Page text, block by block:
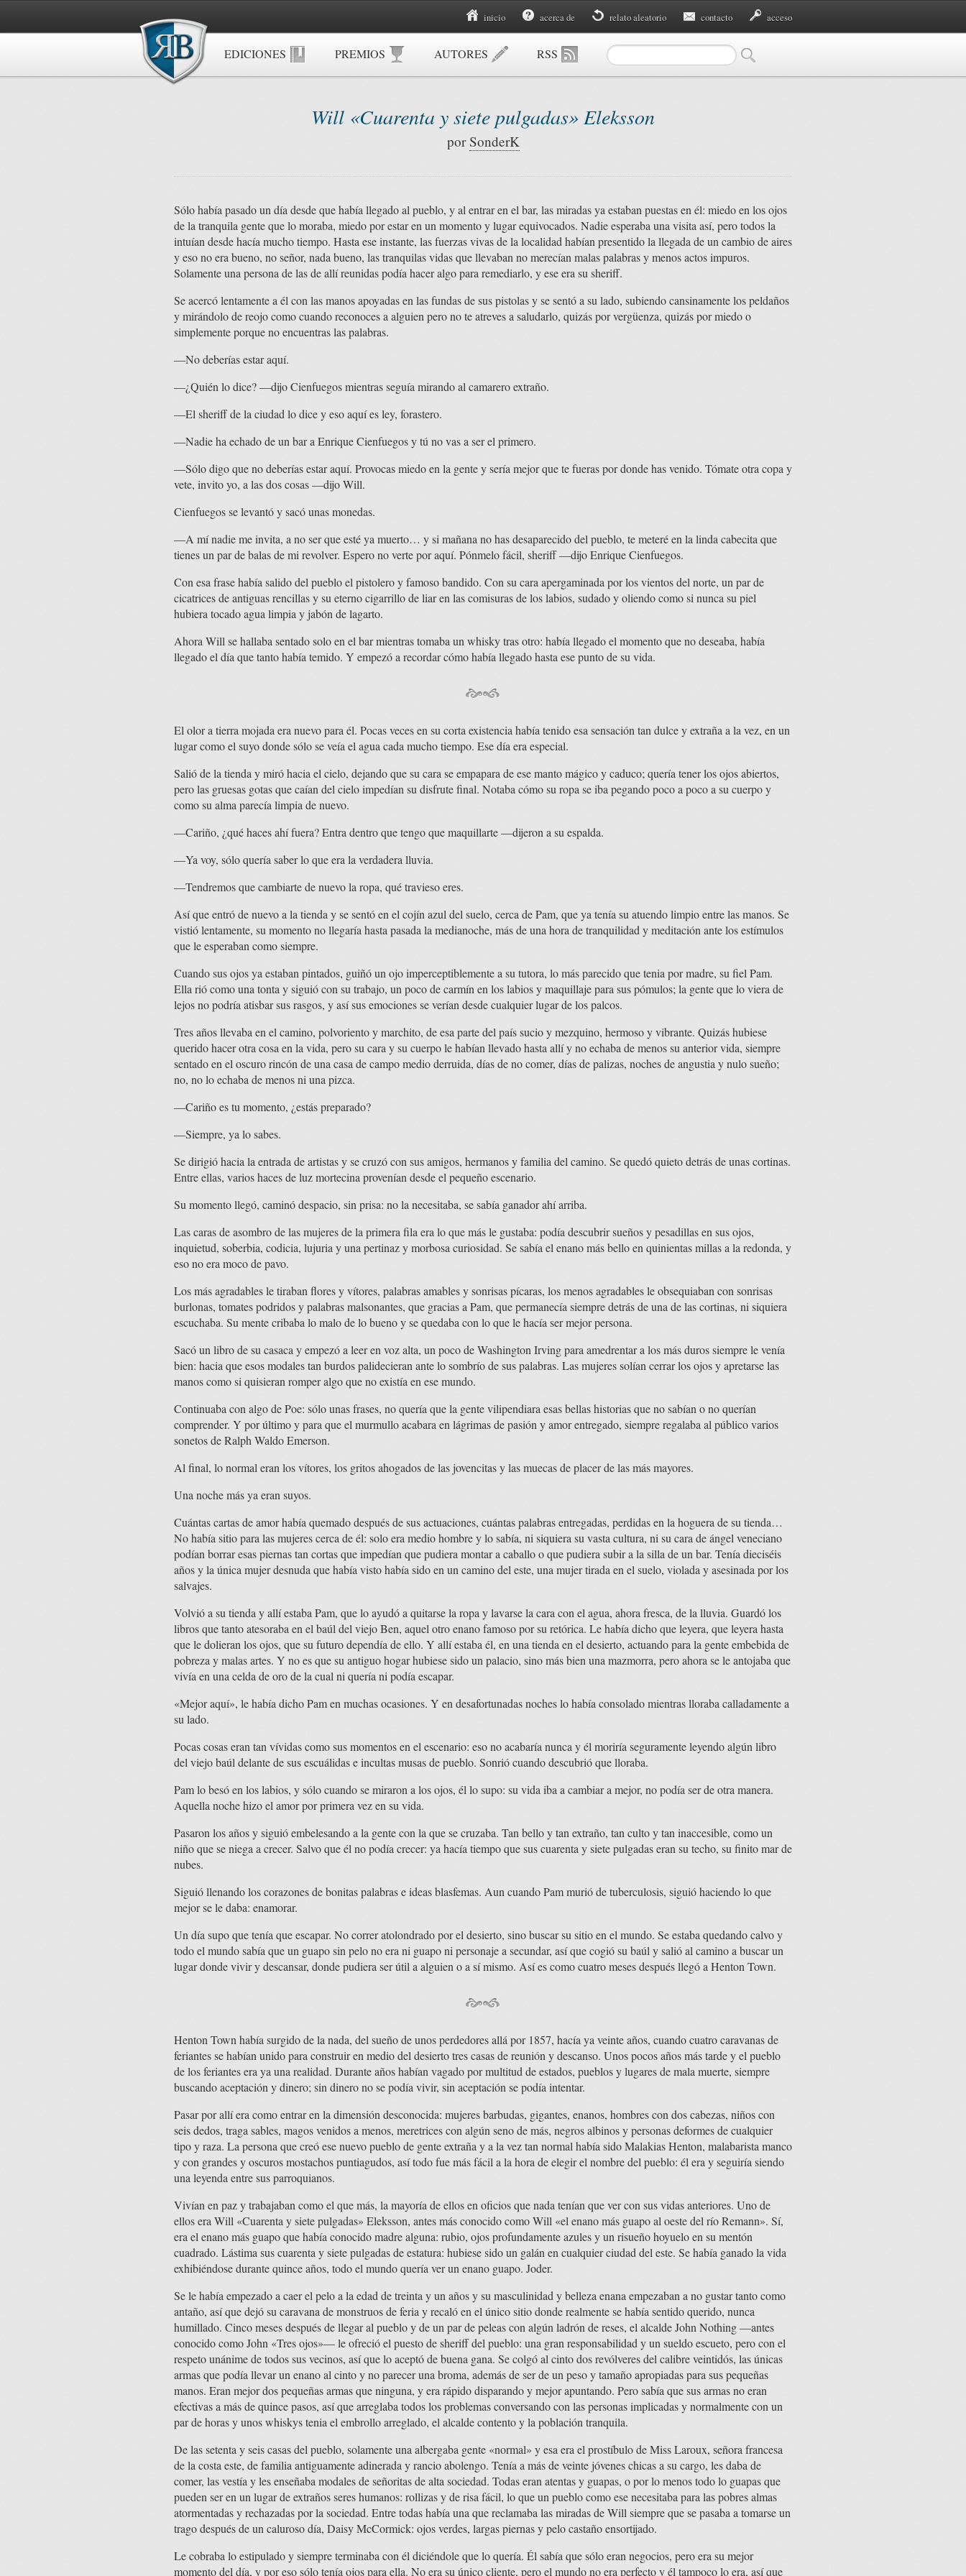
inicio acerca de relato aleatorio contacto acceso
EDICIONES PREMIOS AUTORES RSS
Will «Cuarenta y siete pulgadas» Eleksson
porSonderK
Sólo había pasado un día desde que había llegado al pueblo, y al entrar en el bar, las miradas ya estaban puestas en él: miedo en los ojos
de la tranquila gente que lo moraba, miedo por estar en un momento y lugar equivocados. Nadie esperaba una visita así, pero todos la
intuían desde hacía mucho tiempo. Hasta ese instante, las fuerzas vivas de la localidad habían presentido la llegada de un cambio de aires
y eso no era bueno, no señor, nada bueno, las tranquilas vidas que llevaban no merecían malas palabras y menos actos impuros.
Solamente una persona de las de allí reunidas podía hacer algo para remediarlo, y ese era su sheriff.
Se acercó lentamente a él con las manos apoyadas en las fundas de sus pistolas y se sentó a su lado, subiendo cansinamente los peldaños
y mirándolo de reojo como cuando reconoces a alguien pero no te atreves a saludarlo, quizás por vergüenza, quizás por miedo o
simplemente porque no encuentras las palabras.
—No deberías estar aquí.
—¿Quién lo dice? —dijo Cienfuegos mientras seguía mirando al camarero extraño.
—El sheriff de la ciudad lo dice y eso aquí es ley, forastero.
—Nadie ha echado de un bar a Enrique Cienfuegos y tú no vas a ser el primero.
—Sólo digo que no deberías estar aquí. Provocas miedo en la gente y sería mejor que te fueras por donde has venido. Tómate otra copa y
vete, invito yo, a las dos cosas —dijo Will.
Cienfuegos se levantó y sacó unas monedas.
—A mí nadie me invita, a no ser que esté ya muerto… y si mañana no has desaparecido del pueblo, te meteré en la linda cabecita que
tienes un par de balas de mi revolver. Espero no verte por aquí. Pónmelo fácil, sheriff —dijo Enrique Cienfuegos.
Con esa frase había salido del pueblo el pistolero y famoso bandido. Con su cara apergaminada por los vientos del norte, un par de
cicatrices de antiguas rencillas y su eterno cigarrillo de liar en las comisuras de los labios, sudado y oliendo como si nunca su piel
hubiera tocado agua limpia y jabón de lagarto.
Ahora Will se hallaba sentado solo en el bar mientras tomaba un whisky tras otro: había llegado el momento que no deseaba, había
llegado el día que tanto había temido. Y empezó a recordar cómo había llegado hasta ese punto de su vida.
El olor a tierra mojada era nuevo para él. Pocas veces en su corta existencia había tenido esa sensación tan dulce y extraña a la vez, en un
lugar como el suyo donde sólo se veía el agua cada mucho tiempo. Ese día era especial.
Salió de la tienda y miró hacia el cielo, dejando que su cara se empapara de ese manto mágico y caduco; quería tener los ojos abiertos,
pero las gruesas gotas que caían del cielo impedían su disfrute final. Notaba cómo su ropa se iba pegando poco a poco a su cuerpo y
como su alma parecía limpia de nuevo.
—Cariño, ¿qué haces ahí fuera? Entra dentro que tengo que maquillarte —dijeron a su espalda.
—Ya voy, sólo quería saber lo que era la verdadera lluvia.
—Tendremos que cambiarte de nuevo la ropa, qué travieso eres.
Así que entró de nuevo a la tienda y se sentó en el cojín azul del suelo, cerca de Pam, que ya tenía su atuendo limpio entre las manos. Se
vistió lentamente, su momento no llegaría hasta pasada la medianoche, más de una hora de tranquilidad y meditación ante los estímulos
que le esperaban como siempre.
Cuando sus ojos ya estaban pintados, guiñó un ojo imperceptiblemente a su tutora, lo más parecido que tenia por madre, su fiel Pam.
Ella rió como una tonta y siguió con su trabajo, un poco de carmín en los labios y maquillaje para sus pómulos; la gente que lo viera de
lejos no podría atisbar sus rasgos, y así sus emociones se verían desde cualquier lugar de los palcos.
Tres años llevaba en el camino, polvoriento y marchito, de esa parte del país sucio y mezquino, hermoso y vibrante. Quizás hubiese
querido hacer otra cosa en la vida, pero su cara y su cuerpo le habían llevado hasta allí y no echaba de menos su anterior vida, siempre
sentado en el oscuro rincón de una casa de campo medio derruida, días de no comer, días de palizas, noches de angustia y nulo sueño;
no, no lo echaba de menos ni una pizca.
—Cariño es tu momento, ¿estás preparado?
—Siempre, ya lo sabes.
Se dirigió hacia la entrada de artistas y se cruzó con sus amigos, hermanos y familia del camino. Se quedó quieto detrás de unas cortinas.
Entre ellas, varios haces de luz mortecina provenían desde el pequeño escenario.
Su momento llegó, caminó despacio, sin prisa: no la necesitaba, se sabía ganador ahí arriba.
Las caras de asombro de las mujeres de la primera fila era lo que más le gustaba: podía descubrir sueños y pesadillas en sus ojos,
inquietud, soberbia, codicia, lujuria y una pertinaz y morbosa curiosidad. Se sabía el enano más bello en quinientas millas a la redonda, y
eso no era moco de pavo.
Los más agradables le tiraban flores y vítores, palabras amables y sonrisas pícaras, los menos agradables le obsequiaban con sonrisas
burlonas, tomates podridos y palabras malsonantes, que gracias a Pam, que permanecía siempre detrás de una de las cortinas, ni siquiera
escuchaba. Su mente cribaba lo malo de lo bueno y se quedaba con lo que le hacía ser mejor persona.
Sacó un libro de su casaca y empezó a leer en voz alta, un poco de Washington Irving para amedrentar a los más duros siempre le venía
bien: hacia que esos modales tan burdos palidecieran ante lo sombrío de sus palabras. Las mujeres solían cerrar los ojos y apretarse las
manos como si quisieran romper algo que no existía en ese mundo.
Continuaba con algo de Poe: sólo unas frases, no quería que la gente vilipendiara esas bellas historias que no sabían o no querían
comprender. Y por último y para que el murmullo acabara en lágrimas de pasión y amor entregado, siempre regalaba al público varios
sonetos de Ralph Waldo Emerson.
Al final, lo normal eran los vítores, los gritos ahogados de las jovencitas y las muecas de placer de las más mayores.
Una noche más ya eran suyos.
Cuántas cartas de amor había quemado después de sus actuaciones, cuántas palabras entregadas, perdidas en la hoguera de su tienda…
No había sitio para las mujeres cerca de él: solo era medio hombre y lo sabía, ni siquiera su vasta cultura, ni su cara de ángel veneciano
podían borrar esas piernas tan cortas que impedían que pudiera montar a caballo o que pudiera subir a la silla de un bar. Tenía dieciséis
años y la única mujer desnuda que había visto había sido en un camino del este, una mujer tirada en el suelo, violada y asesinada por los
salvajes.
Volvió a su tienda y allí estaba Pam, que lo ayudó a quitarse la ropa y lavarse la cara con el agua, ahora fresca, de la lluvia. Guardó los
libros que tanto atesoraba en el baúl del viejo Ben, aquel otro enano famoso por su retórica. Le había dicho que leyera, que leyera hasta
que le dolieran los ojos, que su futuro dependía de ello. Y allí estaba él, en una tienda en el desierto, actuando para la gente embebida de
pobreza y malas artes. Y no es que su antiguo hogar hubiese sido un palacio, sino más bien una mazmorra, pero ahora se le antojaba que
vivía en una celda de oro de la cual ni quería ni podía escapar.
«Mejor aquí», le había dicho Pam en muchas ocasiones. Y en desafortunadas noches lo había consolado mientras lloraba calladamente a
su lado.
Pocas cosas eran tan vívidas como sus momentos en el escenario: eso no acabaría nunca y él moriría seguramente leyendo algún libro
del viejo baúl delante de sus escuálidas e incultas musas de pueblo. Sonrió cuando descubrió que lloraba.
Pam lo besó en los labios, y sólo cuando se miraron a los ojos, él lo supo: su vida iba a cambiar a mejor, no podía ser de otra manera.
Aquella noche hizo el amor por primera vez en su vida.
Pasaron los años y siguió embelesando a la gente con la que se cruzaba. Tan bello y tan extraño, tan culto y tan inaccesible, como un
niño que se niega a crecer. Salvo que él no podía crecer: ya hacía tiempo que sus cuarenta y siete pulgadas eran su techo, su finito mar de
nubes.
Siguió llenando los corazones de bonitas palabras e ideas blasfemas. Aun cuando Pam murió de tuberculosis, siguió haciendo lo que
mejor se le daba: enamorar.
Un día supo que tenía que escapar. No correr atolondrado por el desierto, sino buscar su sitio en el mundo. Se estaba quedando calvo y
todo el mundo sabía que un guapo sin pelo no era ni guapo ni personaje a secundar, así que cogió su baúl y salió al camino a buscar un
lugar donde vivir y descansar, donde pudiera ser útil a alguien o a sí mismo. Así es como cuatro meses después llegó a Henton Town.
Henton Town había surgido de la nada, del sueño de unos perdedores allá por 1857, hacía ya veinte años, cuando cuatro caravanas de
feriantes se habían unido para construir en medio del desierto tres casas de reunión y descanso. Unos pocos años más tarde y el pueblo
de los feriantes era ya una realidad. Durante años habían vagado por multitud de estados, pueblos y lugares de mala muerte, siempre
buscando aceptación y dinero; sin dinero no se podía vivir, sin aceptación se podía intentar.
Pasar por allí era como entrar en la dimensión desconocida: mujeres barbudas, gigantes, enanos, hombres con dos cabezas, niños con
seis dedos, traga sables, magos venidos a menos, meretrices con algún seno de más, negros albinos y personas deformes de cualquier
tipo y raza. La persona que creó ese nuevo pueblo de gente extraña y a la vez tan normal había sido Malakias Henton, malabarista manco
y con grandes y oscuros mostachos puntiagudos, así todo fue más fácil a la hora de elegir el nombre del pueblo: él era y seguiría siendo
una leyenda entre sus parroquianos.
Vivían en paz y trabajaban como el que más, la mayoría de ellos en oficios que nada tenían que ver con sus vidas anteriores. Uno de
ellos era Will «Cuarenta y siete pulgadas» Eleksson, antes más conocido como Will «el enano más guapo al oeste del río Remann». Sí,
era el enano más guapo que había conocido madre alguna: rubio, ojos profundamente azules y un risueño hoyuelo en su mentón
cuadrado. Lástima sus cuarenta y siete pulgadas de estatura: hubiese sido un galán en cualquier ciudad del este. Se había ganado la vida
exhibiéndose durante quince años, todo el mundo quería ver un enano guapo. Joder.
Se le había empezado a caer el pelo a la edad de treinta y un años y su masculinidad y belleza enana empezaban a no gustar tanto como
antaño, así que dejó su caravana de monstruos de feria y recaló en el único sitio donde realmente se había sentido querido, nunca
humillado. Cinco meses después de llegar al pueblo y de un par de peleas con algún ladrón de reses, el alcalde John Nothing —antes
conocido como John «Tres ojos»— le ofreció el puesto de sheriff del pueblo: una gran responsabilidad y un sueldo escueto, pero con el
respeto unánime de todos sus vecinos, así que lo aceptó de buena gana. Se colgó al cinto dos revólveres del calibre veintidós, las únicas
armas que podía llevar un enano al cinto y no parecer una broma, además de ser de un peso y tamaño apropiadas para sus pequeñas
manos. Eran mejor dos pequeñas armas que ninguna, y era rápido disparando y mejor apuntando. Pero sabía que sus armas no eran
efectivas a más de quince pasos, así que arreglaba todos los problemas conversando con las personas implicadas y normalmente con un
par de horas y unos whiskys tenia el embrollo arreglado, el alcalde contento y la población tranquila.
De las setenta y seis casas del pueblo, solamente una albergaba gente «normal» y esa era el prostíbulo de Miss Laroux, señora francesa
de la costa este, de familia antiguamente adinerada y rancio abolengo. Tenía a más de veinte jóvenes chicas a su cargo, les daba de
comer, las vestía y les enseñaba modales de señoritas de alta sociedad. Todas eran atentas y guapas, o por lo menos todo lo guapas que
pueden ser en un lugar de extraños seres humanos: rollizas y de risa fácil, lo que un pueblo como ese necesitaba para las pobres almas
atormentadas y rechazadas por la sociedad. Entre todas había una que reclamaba las miradas de Will siempre que se pasaba a tomarse un
trago después de un caluroso día, Daisy McCormick: ojos verdes, largas piernas y pelo castaño ensortijado.
Le cobraba lo estipulado y siempre terminaba con él diciéndole que lo quería. Él sabía que sólo eran negocios, pero era su mejor
momento del día, y por eso sólo tenía ojos para ella. No era su único cliente, pero el mundo no era perfecto y él tampoco lo era, así que